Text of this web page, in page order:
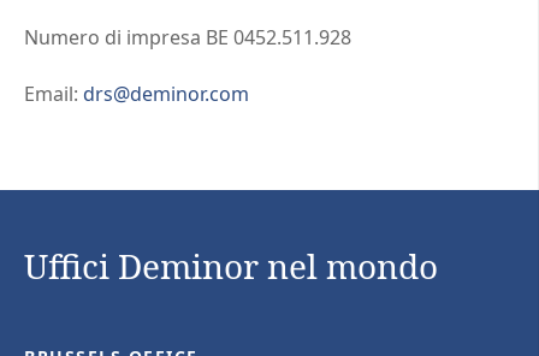
Numero di impresa BE 0452.511.928
Email: drs@deminor.com
Uffici Deminor nel mondo